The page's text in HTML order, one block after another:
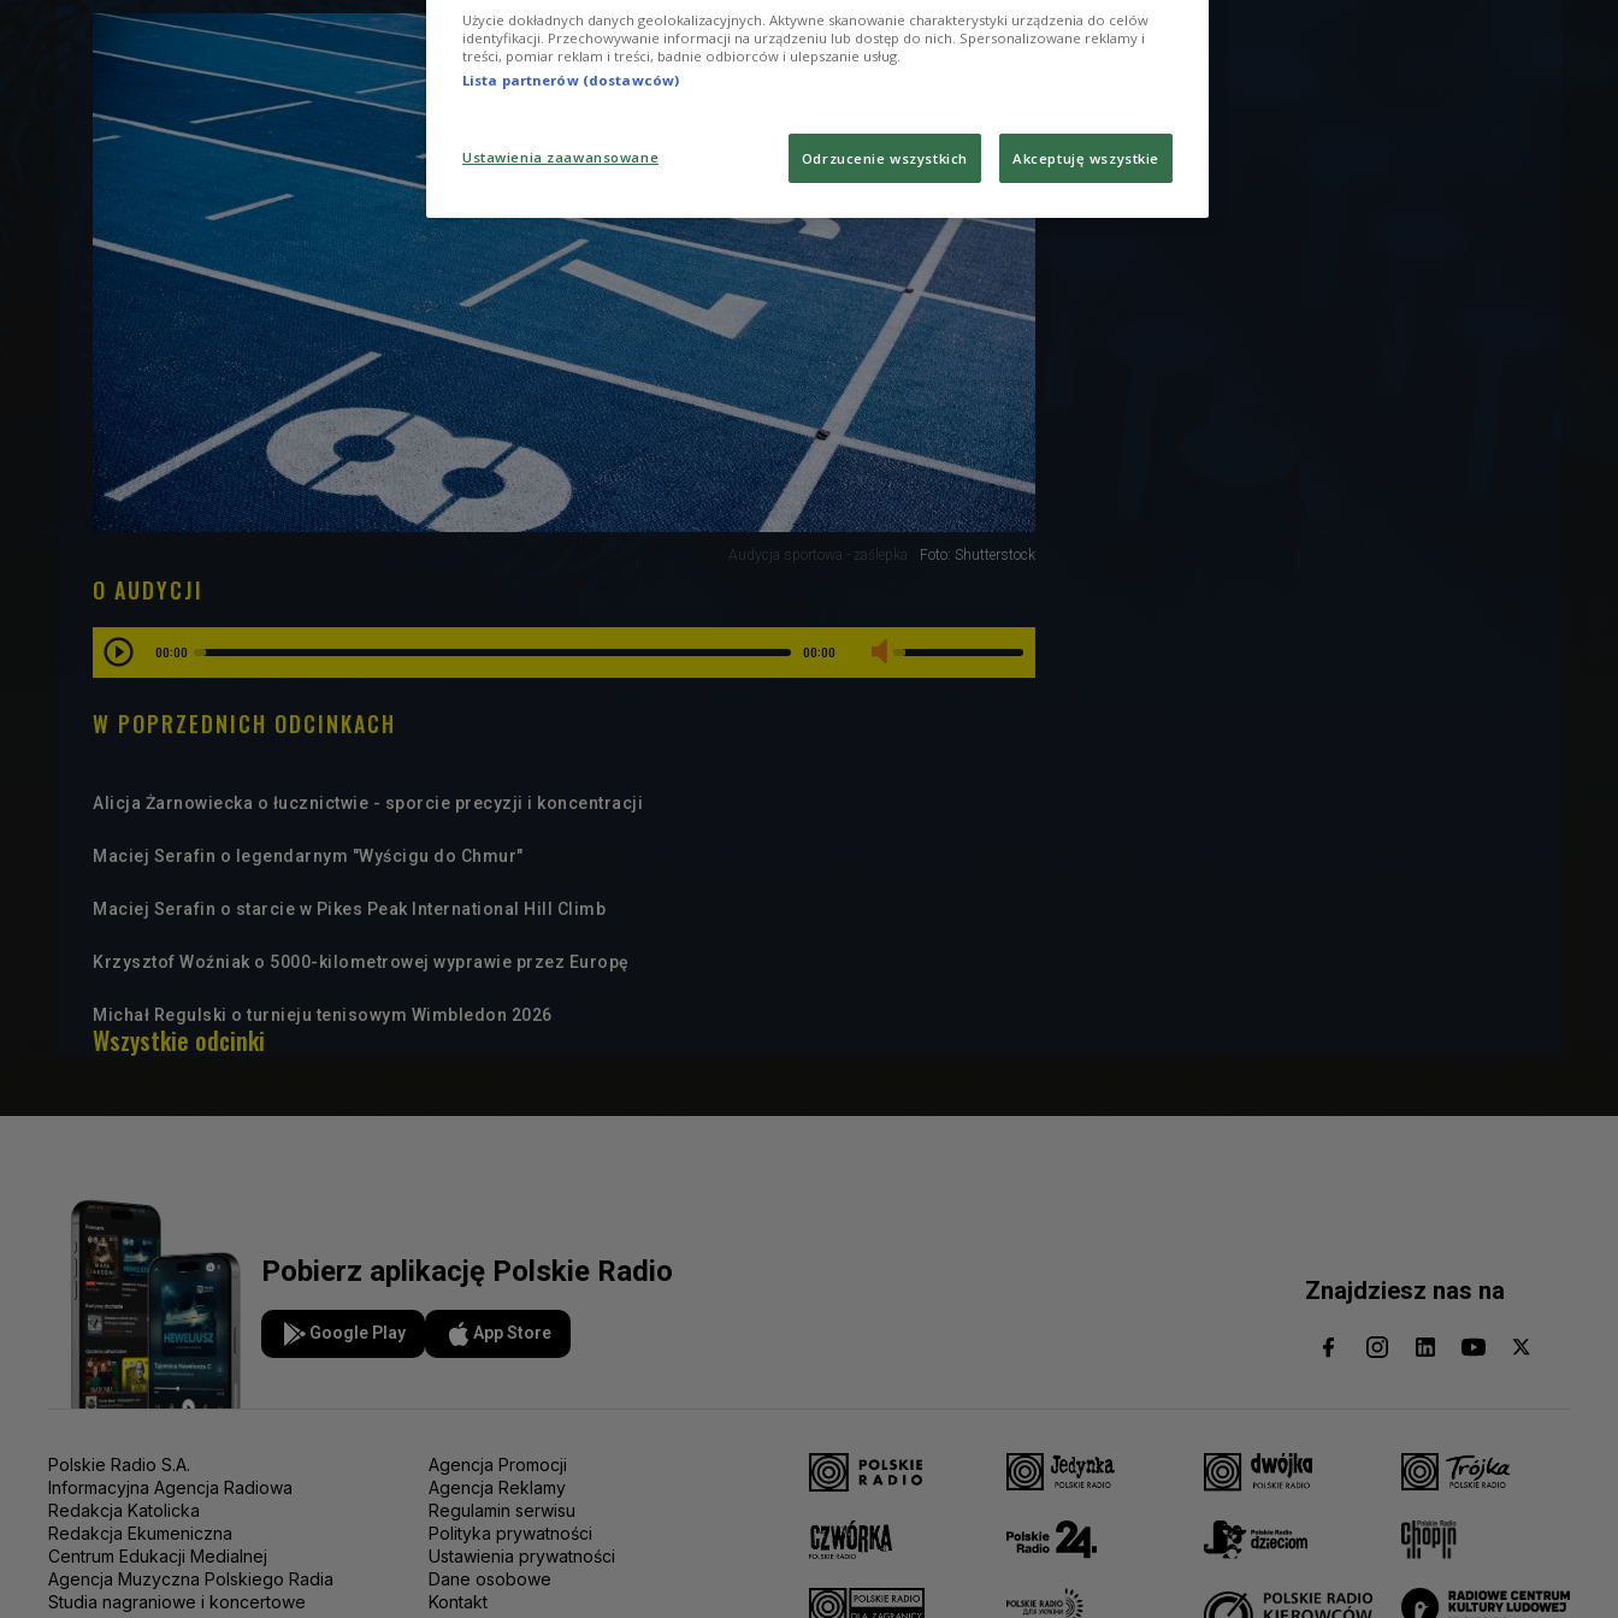
Audycja sportowa - zaślepka Foto: Shutterstock
O AUDYCJI
00:00 00:00
W POPRZEDNICH ODCINKACH
Alicja Żarnowiecka o łucznictwie - sporcie precyzji i koncentracji
Maciej Serafin o legendarnym "Wyścigu do Chmur"
Maciej Serafin o starcie w Pikes Peak International Hill Climb
Krzysztof Woźniak o 5000-kilometrowej wyprawie przez Europę
Michał Regulski o turnieju tenisowym Wimbledon 2026
Wszystkie odcinki
Pobierz aplikację Polskie Radio
Google Play App Store
Znajdziesz nas na
Polskie Radio S.A.
Informacyjna Agencja Radiowa
Redakcja Katolicka
Redakcja Ekumeniczna
Centrum Edukacji Medialnej
Agencja Muzyczna Polskiego Radia
Studia nagraniowe i koncertowe
Agencja Promocji
Agencja Reklamy
Regulamin serwisu
Polityka prywatności
Ustawienia prywatności
Dane osobowe
Kontakt
Użycie dokładnych danych geolokalizacyjnych. Aktywne skanowanie charakterystyki urządzenia do celów
identyfikacji. Przechowywanie informacji na urządzeniu lub dostęp do nich. Spersonalizowane reklamy i
treści, pomiar reklam i treści, badnie odbiorców i ulepszanie usług.
Lista partnerów (dostawców)
Ustawienia zaawansowane Odrzucenie wszystkich Akceptuję wszystkie